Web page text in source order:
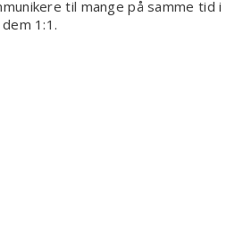
til mange på samme tid i
1:1.